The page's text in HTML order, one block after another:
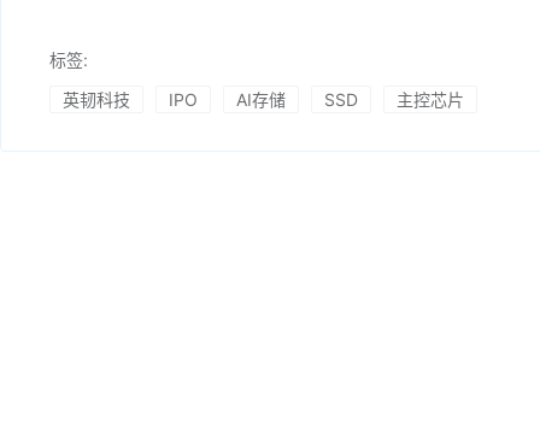
标签:
英韧科技
IPO AI存储 SSD 主控芯片